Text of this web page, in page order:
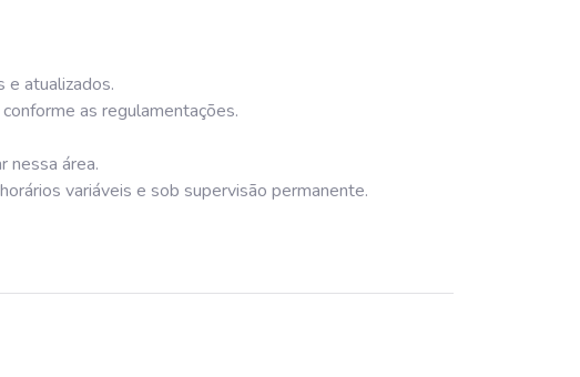
e atualizados.
as regulamentações.
nessa área.
variáveis e sob supervisão permanente.